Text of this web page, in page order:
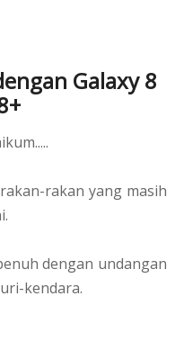
Galaxy 8
rakan yang masih
dengan undangan
kendara.